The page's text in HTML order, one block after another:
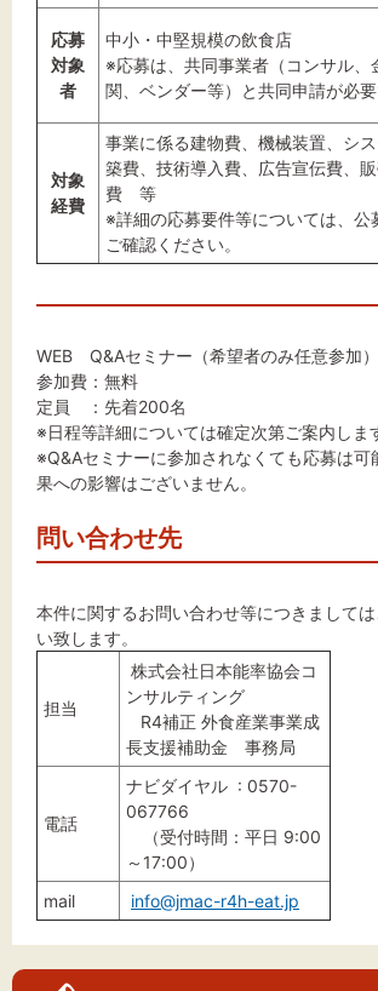
応募
対象
者
中小・中堅規模の飲食店
※応募は、共同事業者（コンサル、
関、ベンダー等）と共同申請が必要
対象
経費
事業に係る建物費、機械装置、シ
築費、技術導入費、広告宣伝費、
費 等
※詳細の応募要件等については、公
ご確認ください。
WEB Q&Aセミナー（希望者のみ任意参加）
参加費：無料
定員 ：先着200名
※日程等詳細については確定次第ご案内しま
※Q&Aセミナーに参加されなくても応募は可
果への影響はございません。
問い合わせ先
本件に関するお問い合わせ等につきまして
い致します。
担当
株式会社日本能率協会コ
ンサルティング
R4補正 外食産業事業成
長支援補助金 事務局
電話
ナビダイヤル : 0570-
067766
（受付時間：平日 9:00
～17:00）
mail
info@jmac-r4h-eat.jp